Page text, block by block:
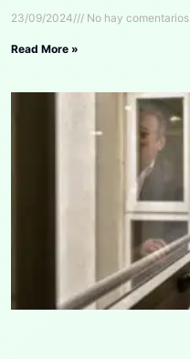
23/09/2024 No hay comentarios
Read More »